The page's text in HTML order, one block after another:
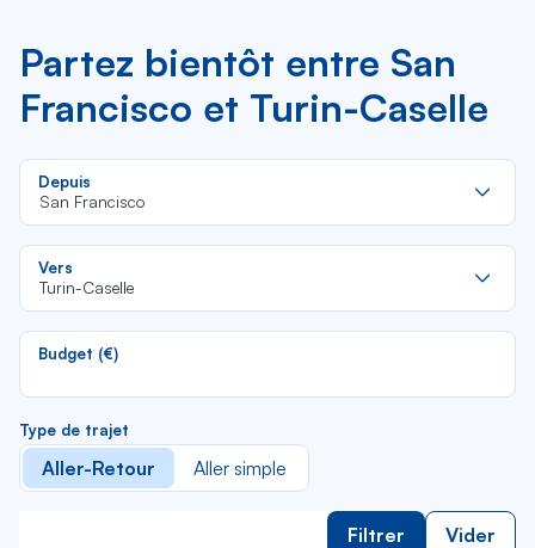
Partez bientôt entre San
Francisco et Turin-Caselle
Depuis
San Francisco
Vers
Turin-Caselle
Budget (€)
Type de trajet
Aller-Retour Aller simple
Filtrer Vider